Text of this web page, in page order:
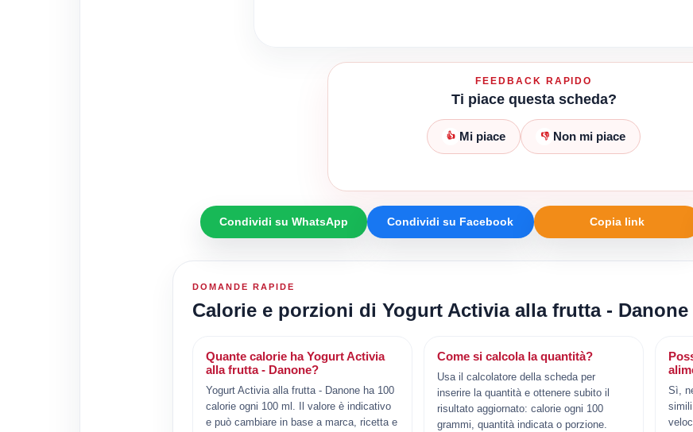
FEEDBACK RAPIDO
Ti piace questa scheda?
👍 Mi piace 👎 Non mi piace
Condividi su WhatsApp Condividi su Facebook Copia link
DOMANDE RAPIDE
Calorie e porzioni di Yogurt Activia alla frutta - Danone
Quante calorie ha Yogurt Activia
alla frutta - Danone?
Yogurt Activia alla frutta - Danone ha 100
calorie ogni 100 ml. Il valore è indicativo
e può cambiare in base a marca, ricetta e
Come si calcola la quantità?
Usa il calcolatore della scheda per
inserire la quantità e ottenere subito il
risultato aggiornato: calorie ogni 100
grammi, quantità indicata o porzione.
Sì,